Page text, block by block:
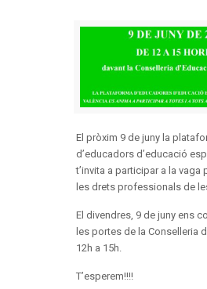
El pròxim 9 de juny la
d’educadors d’educació
t’invita a participar a la vaga
les drets professionals de
El divendres, 9 de juny ens
les portes de la Conselleria
12h a 15h.
T’esperem!!!!